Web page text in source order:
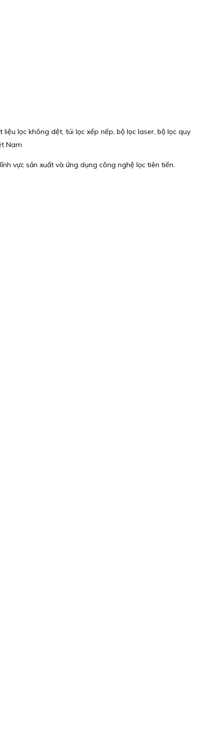
lọc không dệt, túi lọc xếp nếp, bộ lọc laser, bộ lọc quy
Nam
vực sản xuất và ứng dụng công nghệ lọc tiên tiến.